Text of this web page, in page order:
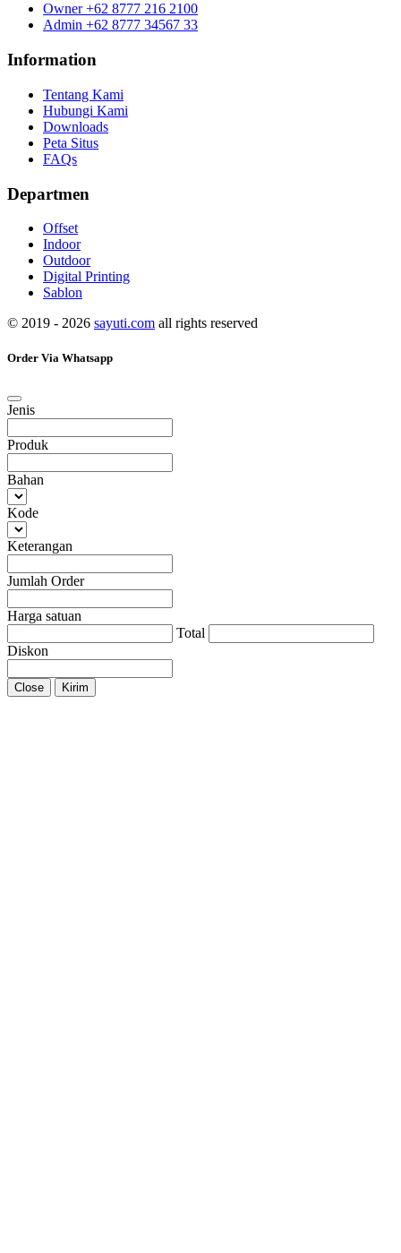
Owner +62 8777 216 2100
Admin +62 8777 34567 33
Information
Tentang Kami
Hubungi Kami
Downloads
Peta Situs
FAQs
Departmen
Offset
Indoor
Outdoor
Digital Printing
Sablon
© 2019 - 2026 sayuti.com all rights reserved
Order Via Whatsapp
Jenis
Produk
Bahan
Kode
Keterangan
Jumlah Order
Harga satuan
Total
Diskon
Close Kirim